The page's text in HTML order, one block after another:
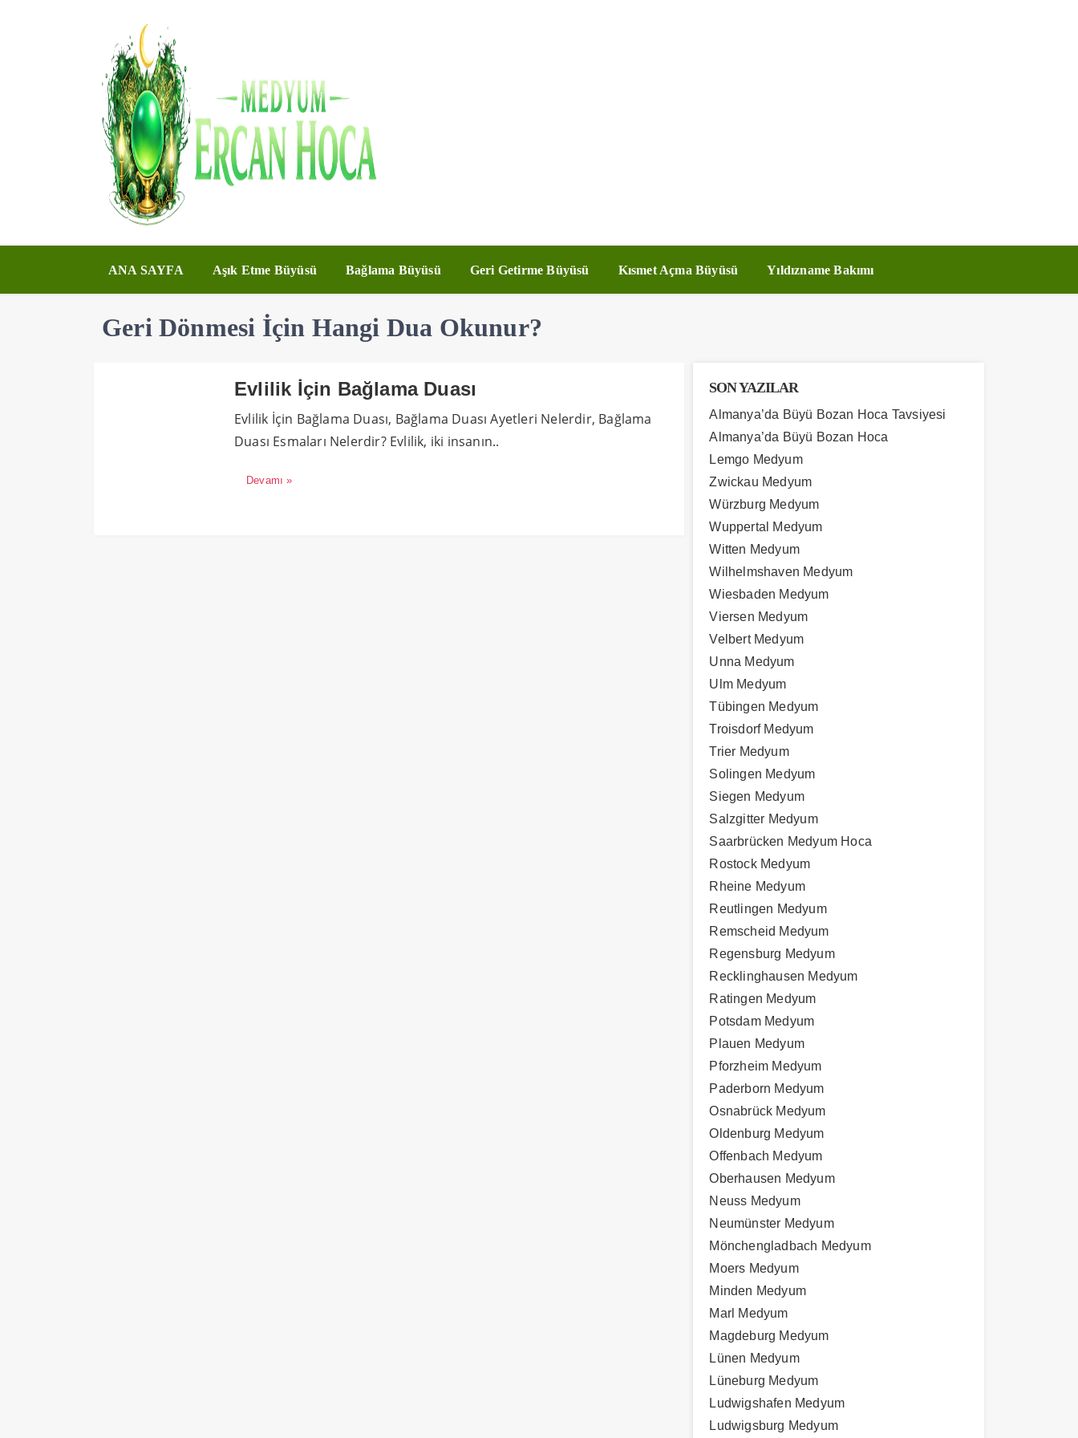
ANA SAYFA Aşık Etme Büyüsü Bağlama Büyüsü Geri Getirme Büyüsü Kısmet Açma Büyüsü Yıldızname Bakımı
Geri Dönmesi İçin Hangi Dua Okunur?
Evlilik İçin Bağlama Duası
Evlilik İçin Bağlama Duası, Bağlama Duası Ayetleri Nelerdir, Bağlama
Duası Esmaları Nelerdir? Evlilik, iki insanın..
Devamı »
SON YAZILAR
Almanya’da Büyü Bozan Hoca Tavsiyesi
Almanya’da Büyü Bozan Hoca
Lemgo Medyum
Zwickau Medyum
Würzburg Medyum
Wuppertal Medyum
Witten Medyum
Wilhelmshaven Medyum
Wiesbaden Medyum
Viersen Medyum
Velbert Medyum
Unna Medyum
Ulm Medyum
Tübingen Medyum
Troisdorf Medyum
Trier Medyum
Solingen Medyum
Siegen Medyum
Salzgitter Medyum
Saarbrücken Medyum Hoca
Rostock Medyum
Rheine Medyum
Reutlingen Medyum
Remscheid Medyum
Regensburg Medyum
Recklinghausen Medyum
Ratingen Medyum
Potsdam Medyum
Plauen Medyum
Pforzheim Medyum
Paderborn Medyum
Osnabrück Medyum
Oldenburg Medyum
Offenbach Medyum
Oberhausen Medyum
Neuss Medyum
Neumünster Medyum
Mönchengladbach Medyum
Moers Medyum
Minden Medyum
Marl Medyum
Magdeburg Medyum
Lünen Medyum
Lüneburg Medyum
Ludwigshafen Medyum
Ludwigsburg Medyum